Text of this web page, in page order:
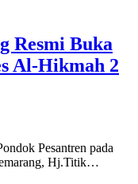
Resmi Buka
Al-Hikmah 2
Pesantren pada
Hj.Titik…